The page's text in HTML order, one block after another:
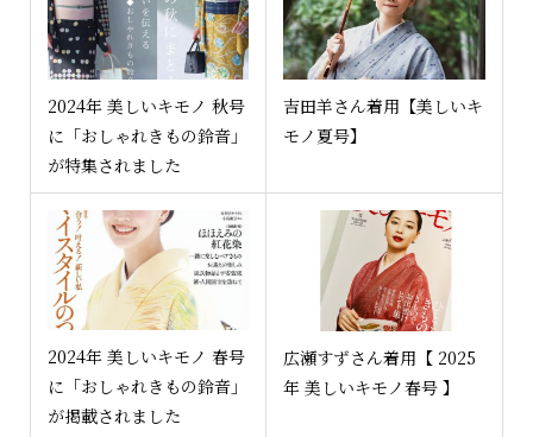
2024年 美しいキモノ 秋号
に「おしゃれきもの鈴音」
が特集されました
吉田羊さん着用【美しいキ
モノ夏号】
2024年 美しいキモノ 春号
に「おしゃれきもの鈴音」
が掲載されました
広瀬すずさん着用【 2025
年 美しいキモノ春号 】